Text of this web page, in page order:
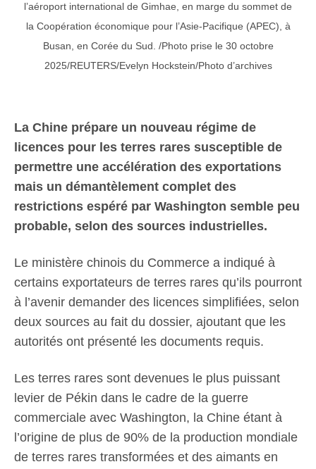
l’aéroport international de Gimhae, en marge du sommet de
la Coopération économique pour l’Asie-Pacifique (APEC), à
Busan, en Corée du Sud. /Photo prise le 30 octobre
2025/REUTERS/Evelyn Hockstein/Photo d’archives
La Chine prépare un nouveau régime de
licences pour les terres rares susceptible de
permettre une accélération des exportations
mais un démantèlement complet des
restrictions espéré par Washington semble peu
probable, selon des sources industrielles.
Le ministère chinois du Commerce a indiqué à
certains exportateurs de terres rares qu’ils pourront
à l’avenir demander des licences simplifiées, selon
deux sources au fait du dossier, ajoutant que les
autorités ont présenté les documents requis.
Les terres rares sont devenues le plus puissant
levier de Pékin dans le cadre de la guerre
commerciale avec Washington, la Chine étant à
l’origine de plus de 90% de la production mondiale
de terres rares transformées et des aimants en